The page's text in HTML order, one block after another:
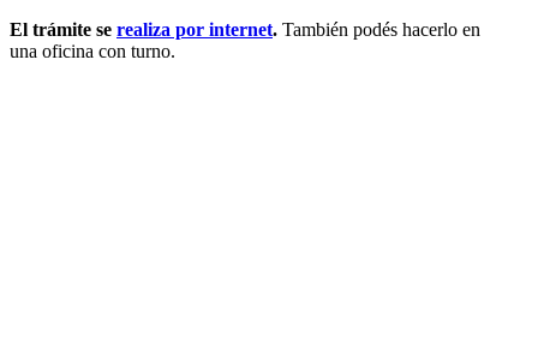
El trámite se realiza por internet. También podés hacerlo en
una oficina con turno.